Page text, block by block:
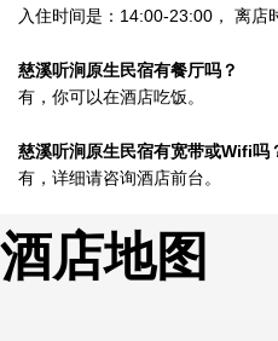
入住时间是：14:00-23:00， 离店
慈溪听涧原生民宿有餐厅吗？
有，你可以在酒店吃饭。
慈溪听涧原生民宿有宽带或Wifi吗
有，详细请咨询酒店前台。
酒店地图